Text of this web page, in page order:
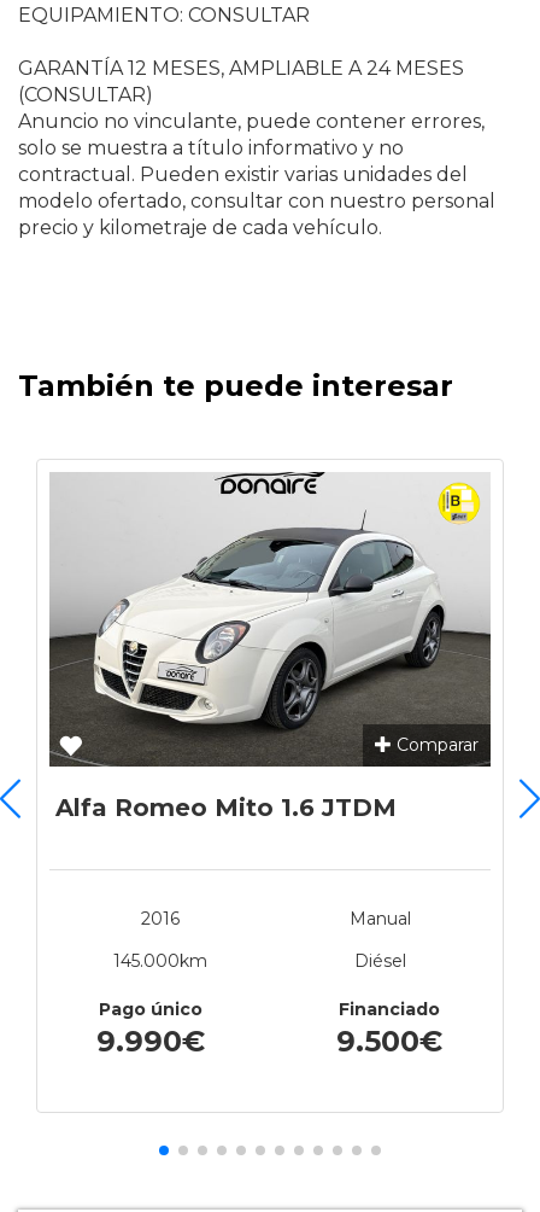
EQUIPAMIENTO: CONSULTAR
GARANTÍA 12 MESES, AMPLIABLE A 24 MESES
(CONSULTAR)
Anuncio no vinculante, puede contener errores,
solo se muestra a título informativo y no
contractual. Pueden existir varias unidades del
modelo ofertado, consultar con nuestro personal
precio y kilometraje de cada vehículo.
También te puede interesar
Comparar
Alfa Romeo Mito 1.6 JTDM
2016
145.000km
Manual
Diésel
Pago único
9.990€
Financiado
9.500€